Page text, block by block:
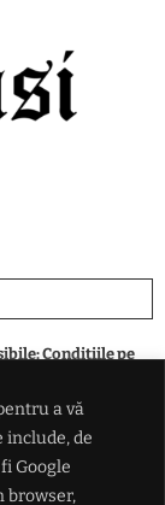
a vă
include, de
Google
browser,
Condițiile pe
prin Strâmtoarea